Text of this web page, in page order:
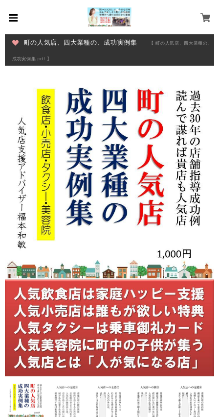
町の人気店、四大業種の、成功実例集 【 町の人気店、四大業種の、
成功実例集.pdf 】